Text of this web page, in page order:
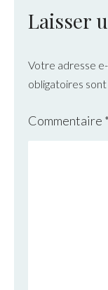
Laisser
Votre adresse
obligatoires
Commentaire *